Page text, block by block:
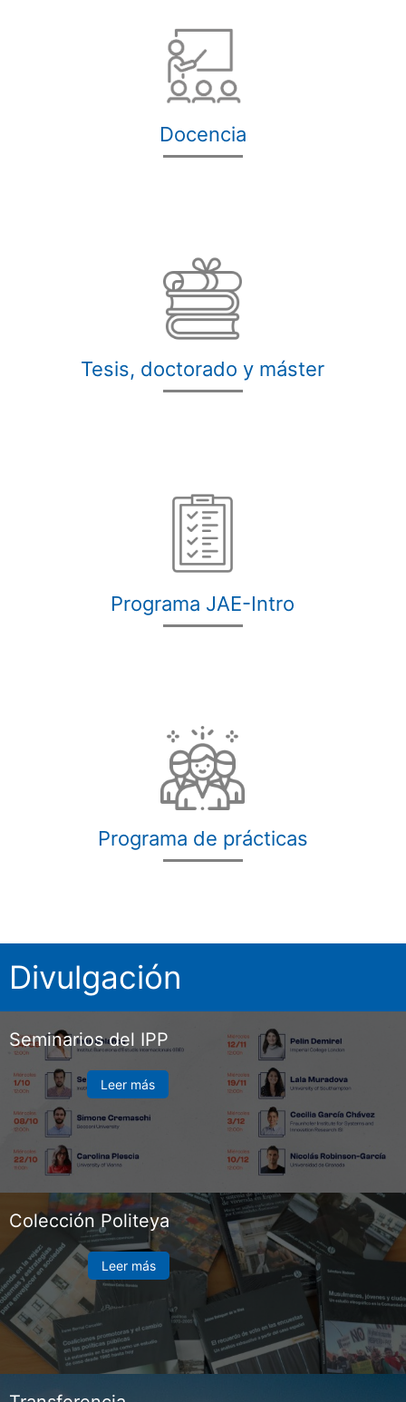
Docencia
Tesis, doctorado y máster
Programa JAE-Intro
Programa de prácticas
Divulgación
Seminarios del IPP
Leer más
Colección Politeya
Leer más